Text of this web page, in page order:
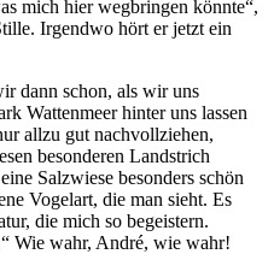
mich hier wegbringen könnte“,
Irgendwo hört er jetzt ein
dann schon, als wir uns
Wattenmeer hinter uns lassen
allzu gut nachvollziehen,
besonderen Landstrich
Salzwiese besonders schön
Vogelart, die man sieht. Es
die mich so begeistern.
Wie wahr, André, wie wahr!